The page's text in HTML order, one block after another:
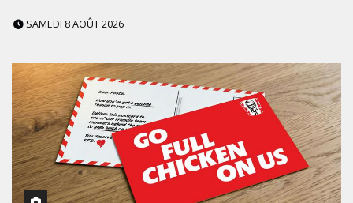
SAMEDI 8 AOÛT 2026